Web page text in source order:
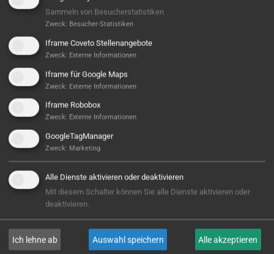
Sammeln von Besucherstatistiken
Zweck: Besucher-Statistiken
Iframe Coveto Stellenangebote
Zweck: Externe Informationen
Iframe für Google Maps
Zweck: Externe Informationen
Iframe Robobox
Zweck: Externe Informationen
GoogleTagManager
Zweck: Marketing
Alle Dienste aktivieren oder deaktivieren
Mit diesem Schalter können Sie alle Dienste aktivieren oder
deaktivieren.
Ich lehne ab Auswahl speichern Alle akzeptieren